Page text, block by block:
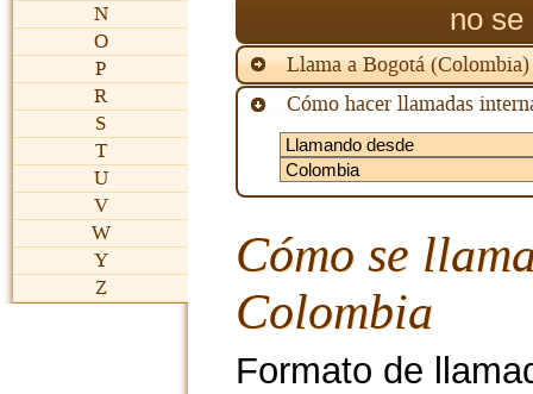
N
O
P
R
S
T
U
V
W
Y
Z
no
Llama a Bogotá (Colombia)
Cómo hacer llamadas
Cómo se
Colombia
Formato de